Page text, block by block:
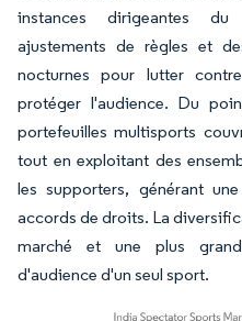
instances dirigeantes
ajustements de règles et
nocturnes pour lutter
protéger l'audience. Du
portefeuilles multisports
tout en exploitant des
les supporters, générant
accords de droits. La
marché et une plus
d'audience d'un seul sport.